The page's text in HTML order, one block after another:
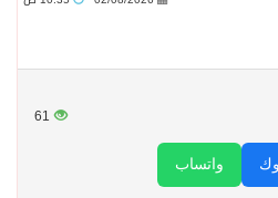
61
واتساب